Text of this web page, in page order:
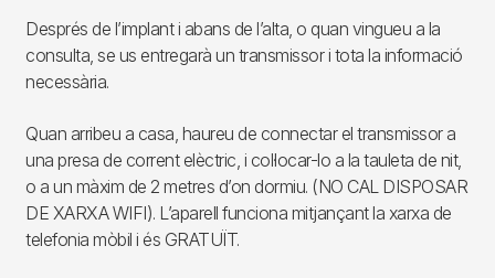
Després de l’implant i abans de l’alta, o quan vingueu a la
consulta, se us entregarà un transmissor i tota la informació
necessària.
Quan arribeu a casa, haureu de connectar el transmissor a
una presa de corrent elèctric, i col·locar-lo a la tauleta de nit,
o a un màxim de 2 metres d’on dormiu. (NO CAL DISPOSAR
DE XARXA WIFI). L’aparell funciona mitjançant la xarxa de
telefonia mòbil i és GRATUÏT.